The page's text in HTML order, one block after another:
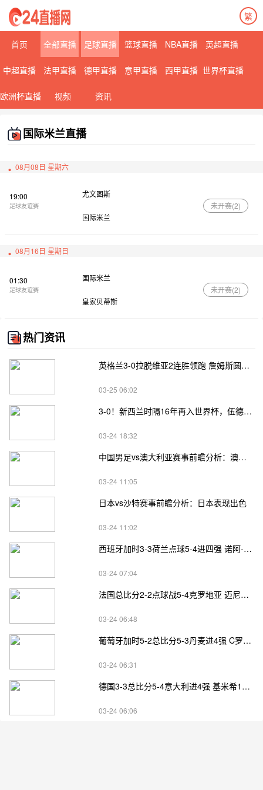
繁
首页 全部直播 足球直播 篮球直播 NBA直播 英超直播
中超直播 法甲直播 德甲直播 意甲直播 西甲直播 世界杯直播
欧洲杯直播 视频 资讯
国际米兰直播
08月08日 星期六
19:00
足球友谊赛
尤文图斯
国际米兰
未开赛(2)
08月16日 星期日
01:30
足球友谊赛
国际米兰
皇家贝蒂斯
未开赛(2)
热门资讯
英格兰3-0拉脱维亚2连胜领跑 詹姆斯圆月弯刀凯恩埃泽建功
03-25 06:02
3-0！新西兰时隔16年再入世界杯，伍德将二度征战
03-24 18:32
中国男足vs澳大利亚赛事前瞻分析：澳大利亚进攻不俗
03-24 11:05
日本vs沙特赛事前瞻分析：日本表现出色
03-24 11:02
西班牙加时3-3荷兰点球5-4进四强 诺阿-朗&马伦失点
03-24 07:04
法国总比分2-2点球战5-4克罗地亚 迈尼昂两扑点
03-24 06:48
葡萄牙加时5-2总比分5-3丹麦进4强 C罗失点+补射破门
03-24 06:31
德国3-3总比分5-4意大利进4强 基米希1射2传小基恩双响
03-24 06:06